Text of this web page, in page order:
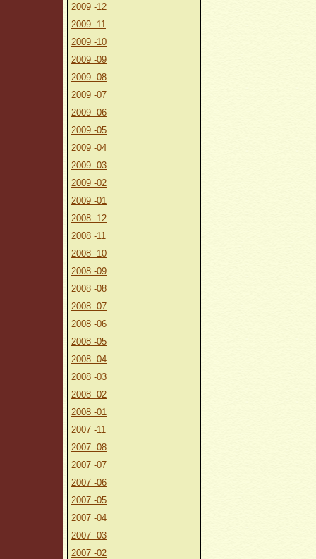
2009 -12
2009 -11
2009 -10
2009 -09
2009 -08
2009 -07
2009 -06
2009 -05
2009 -04
2009 -03
2009 -02
2009 -01
2008 -12
2008 -11
2008 -10
2008 -09
2008 -08
2008 -07
2008 -06
2008 -05
2008 -04
2008 -03
2008 -02
2008 -01
2007 -11
2007 -08
2007 -07
2007 -06
2007 -05
2007 -04
2007 -03
2007 -02